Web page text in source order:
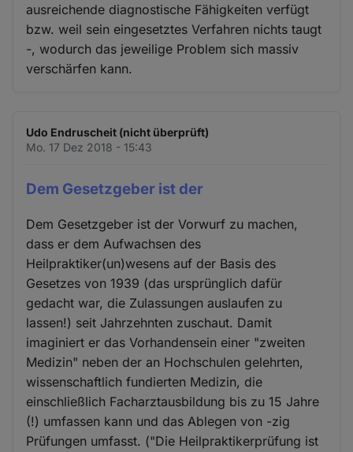
ausreichende diagnostische Fähigkeiten verfügt
bzw. weil sein eingesetztes Verfahren nichts taugt
-, wodurch das jeweilige Problem sich massiv
verschärfen kann.
Udo Endruscheit (nicht überprüft)
Mo. 17 Dez 2018 - 15:43
Dem Gesetzgeber ist der
Dem Gesetzgeber ist der Vorwurf zu machen,
dass er dem Aufwachsen des
Heilpraktiker(un)wesens auf der Basis des
Gesetzes von 1939 (das ursprünglich dafür
gedacht war, die Zulassungen auslaufen zu
lassen!) seit Jahrzehnten zuschaut. Damit
imaginiert er das Vorhandensein einer "zweiten
Medizin" neben der an Hochschulen gelehrten,
wissenschaftlich fundierten Medizin, die
einschließlich Facharztausbildung bis zu 15 Jahre
(!) umfassen kann und das Ablegen von -zig
Prüfungen umfasst. ("Die Heilpraktikerprüfung ist